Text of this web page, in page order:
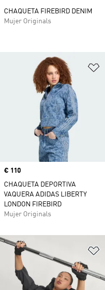
CHAQUETA FIREBIRD DENIM
Mujer Originals
Precio
€ 110
CHAQUETA DEPORTIVA
VAQUERA ADIDAS LIBERTY
LONDON FIREBIRD
Mujer Originals